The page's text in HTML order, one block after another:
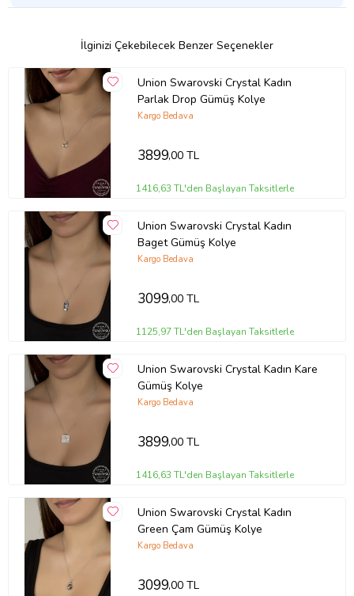
İlginizi Çekebilecek Benzer Seçenekler
Union Swarovski Crystal Kadın
Parlak Drop Gümüş Kolye
Kargo Bedava
3899,00 TL
1416,63 TL'den Başlayan Taksitlerle
Union Swarovski Crystal Kadın
Baget Gümüş Kolye
Kargo Bedava
3099,00 TL
1125,97 TL'den Başlayan Taksitlerle
Union Swarovski Crystal Kadın Kare
Gümüş Kolye
Kargo Bedava
3899,00 TL
1416,63 TL'den Başlayan Taksitlerle
Union Swarovski Crystal Kadın
Green Çam Gümüş Kolye
Kargo Bedava
3099,00 TL